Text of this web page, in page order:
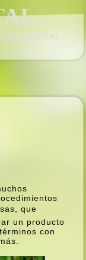
DIGITAL
que
un producto
con